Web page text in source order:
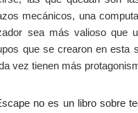
mecánicos, una
sea más valioso que
que se crearon en esta
vez tienen más
no es un libro sobre